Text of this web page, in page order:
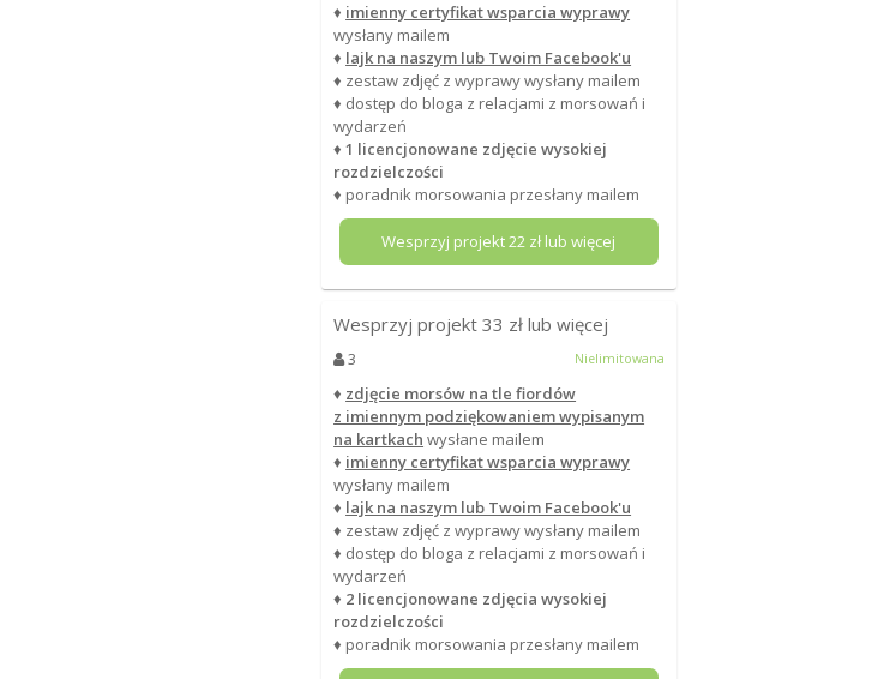
♦ imienny certyfikat wsparcia wyprawy
wysłany mailem
♦ lajk na naszym lub Twoim Facebook'u
♦ zestaw zdjęć z wyprawy wysłany mailem
♦ dostęp do bloga z relacjami z morsowań i
wydarzeń
♦1 licencjonowane zdjęcie wysokiej
rozdzielczości
♦ poradnik morsowania przesłany mailem
Wesprzyj projekt22 zł lub więcej
Wesprzyj projekt33 zł lub więcej
3 Nielimitowana
♦ zdjęcie morsów na tle fiordów
z imiennym podziękowaniem wypisanym
na kartkach wysłane mailem
♦ imienny certyfikat wsparcia wyprawy
wysłany mailem
♦ lajk na naszym lub Twoim Facebook'u
♦ zestaw zdjęć z wyprawy wysłany mailem
♦ dostęp do bloga z relacjami z morsowań i
wydarzeń
♦ 2 licencjonowane zdjęcia wysokiej
rozdzielczości
♦ poradnik morsowania przesłany mailem